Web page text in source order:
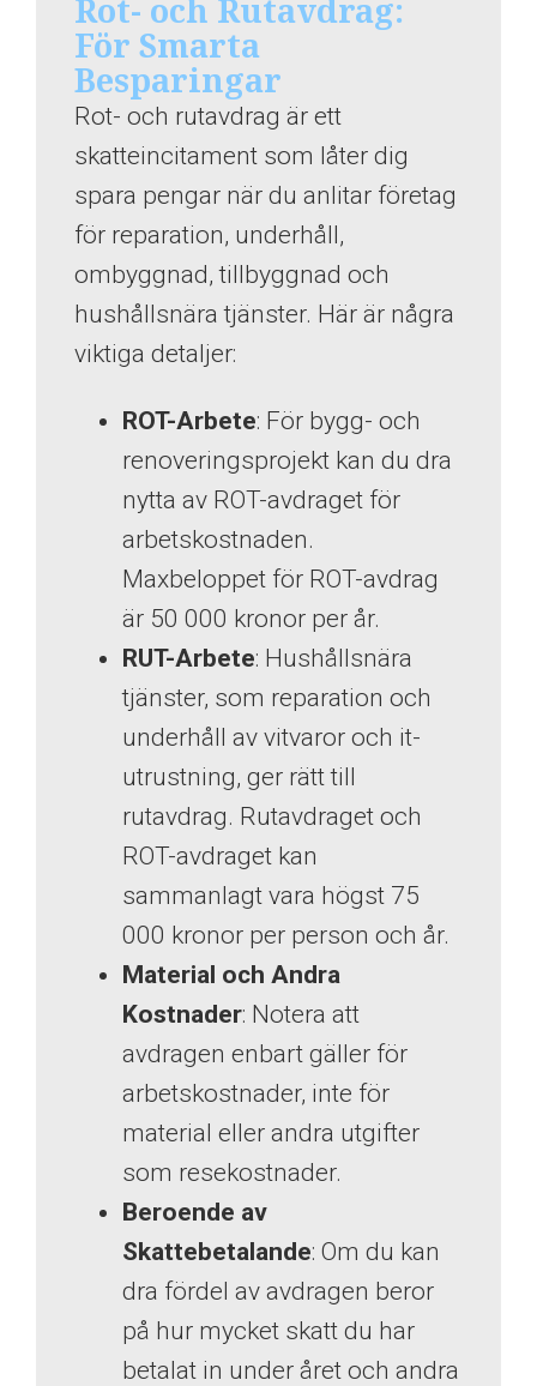
Rot- och Rutavdrag:
För Smarta
Besparingar
Rot- och rutavdrag är ett
skatteincitament som låter dig
spara pengar när du anlitar företag
för reparation, underhåll,
ombyggnad, tillbyggnad och
hushållsnära tjänster. Här är några
viktiga detaljer:
ROT-Arbete: För bygg- och
renoveringsprojekt kan du dra
nytta av ROT-avdraget för
arbetskostnaden.
Maxbeloppet för ROT-avdrag
är 50 000 kronor per år.
RUT-Arbete: Hushållsnära
tjänster, som reparation och
underhåll av vitvaror och it-
utrustning, ger rätt till
rutavdrag. Rutavdraget och
ROT-avdraget kan
sammanlagt vara högst 75
000 kronor per person och år.
Material och Andra
Kostnader: Notera att
avdragen enbart gäller för
arbetskostnader, inte för
material eller andra utgifter
som resekostnader.
Beroende av
Skattebetalande: Om du kan
dra fördel av avdragen beror
på hur mycket skatt du har
betalat in under året och andra